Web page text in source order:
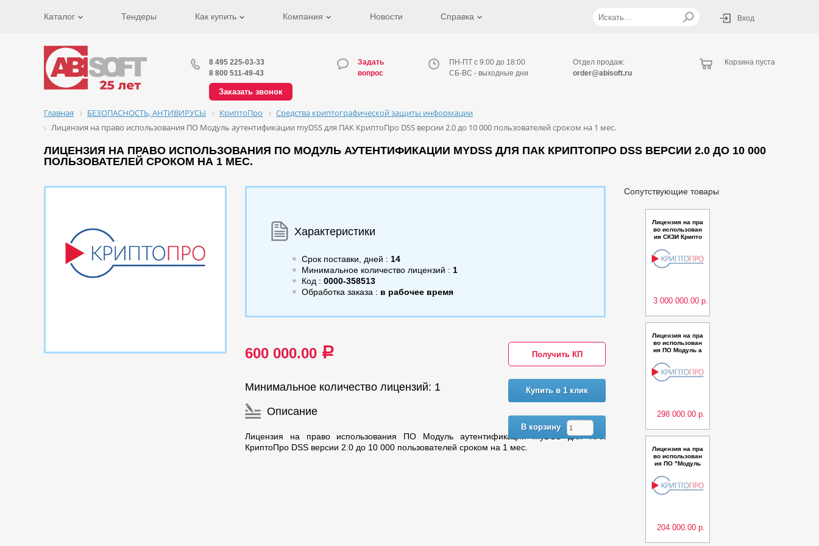
Каталог Тендеры Как купить Компания Новости Справка Вход
8 495 225-03-33
8 800 511-49-43
Заказать звонок
Задать
вопрос
ПН-ПТ с 9:00 до 18:00
СБ-ВС - выходные дни
Отдел продаж:
order@abisoft.ru
Корзина пуста
Главная БЕЗОПАСНОСТЬ, АНТИВИРУСЫ КриптоПро
Средства криптографической защиты информации
Лицензия на право использования ПО Модуль аутентификации myDSS для ПАК КриптоПро DSS версии 2.0 до 10 000 пользователей сроком на 1 мес.
ЛИЦЕНЗИЯ НА ПРАВО ИСПОЛЬЗОВАНИЯ ПО МОДУЛЬ АУТЕНТИФИКАЦИИ MYDSS ДЛЯ ПАК КРИПТОПРО DSS ВЕРСИИ 2.0 ДО 10 000
ПОЛЬЗОВАТЕЛЕЙ СРОКОМ НА 1 МЕС.
Характеристики
Срок поставки, дней : 14
Минимальное количество лицензий : 1
Код : 0000-358513
Обработка заказа : в рабочее время
600 000.00 a Получить КП
Купить в 1 клик
В корзину
Минимальное количество лицензий: 1
Описание
Лицензия на право использования ПО Модуль аутентификации myDSS для ПАК
КриптоПро DSS версии 2.0 до 10 000 пользователей сроком на 1 мес.
Сопутствующие товары
Лицензия на пра
во использован
ия СКЗИ Крипто
5.0 для использ
ования в состав
е мобильного пр
3 000 000.00 р.
Лицензия на пра
во использован
ия ПО Модуль а
myDSS для ПАК
КриптоПро DSS
версии 2.0 до 1
298 000.00 р.
Лицензия на пра
во использован
ия ПО "Модуль
Про Cloud CSP“
для ПК "КриптоП
ро Ключ" верси
204 000.00 р.